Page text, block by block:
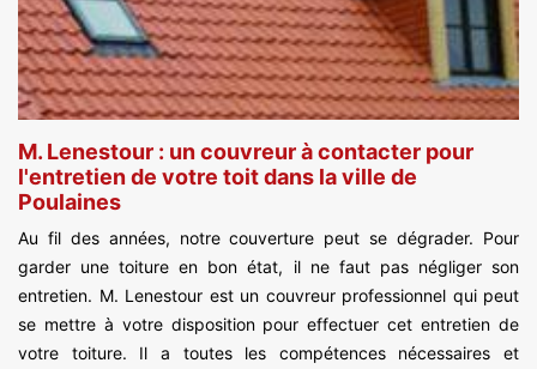
M. Lenestour : un couvreur à contacter pour
l'entretien de votre toit dans la ville de
Poulaines
Au fil des années, notre couverture peut se dégrader. Pour
garder une toiture en bon état, il ne faut pas négliger son
entretien. M. Lenestour est un couvreur professionnel qui peut
se mettre à votre disposition pour effectuer cet entretien de
votre toiture. Il a toutes les compétences nécessaires et